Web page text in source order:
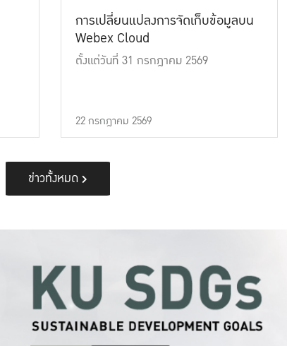
การเปลี่ยนแปลงการจัดเก็บข้อมูลบน
Webex Cloud
ตั้งแต่วันที่ 31 กรกฎาคม 2569
22 กรกฎาคม 2569
ข่าวทั้งหมด